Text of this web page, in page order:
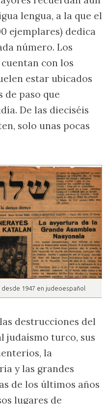
lengua, a la que el
ejemplares) dedica
número. Los
con los
estar ubicados
de paso que
De las dieciséis
solo unas pocas
1947 en judeoespañol
destrucciones del
judaísmo turco, sus
la
y las grandes
de los últimos años
lugares de